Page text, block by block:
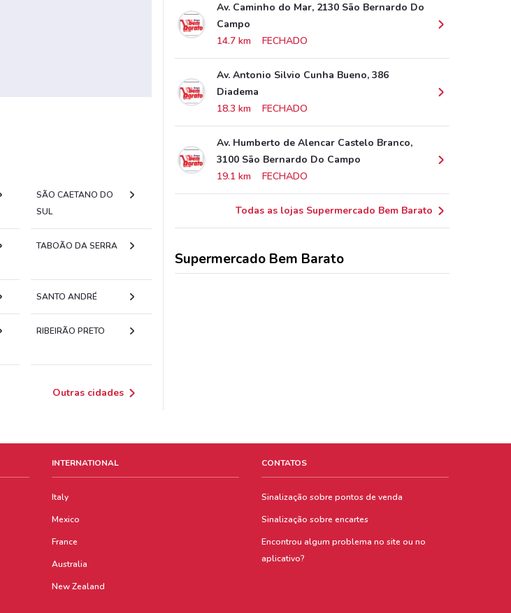
SÃO CAETANO DO
SUL
TABOÃO DA SERRA
SANTO ANDRÉ
RIBEIRÃO PRETO
Outras cidades
Av. Caminho do Mar, 2130 São Bernardo Do
Campo
14.7 km
FECHADO
Av. Antonio Silvio Cunha Bueno, 386
Diadema
18.3 km
FECHADO
Av. Humberto de Alencar Castelo Branco,
3100 São Bernardo Do Campo
19.1 km
FECHADO
Todas as lojas Supermercado Bem Barato
Supermercado Bem Barato
INTERNATIONAL
Italy
Mexico
France
Australia
New Zealand
CONTATOS
Sinalização sobre pontos de venda
Sinalização sobre encartes
Encontrou algum problema no site ou no
aplicativo?